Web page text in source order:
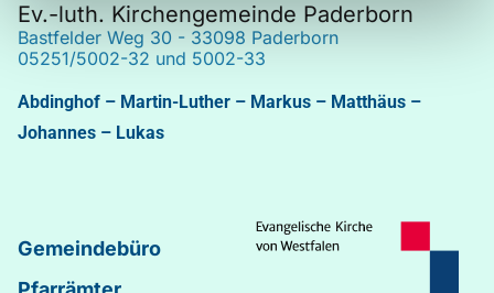
Ev.-luth. Kirchengemeinde Paderborn
Bastfelder Weg 30 - 33098 Paderborn
05251/5002-32 und 5002-33
Abdinghof – Martin-Luther – Markus – Matthäus –
Johannes – Lukas
Gemeindebüro